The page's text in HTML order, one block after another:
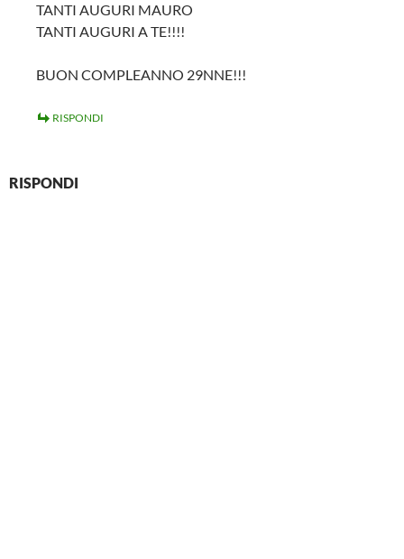
TANTI AUGURI MAURO
TANTI AUGURI A TE!!!!
BUON COMPLEANNO 29NNE!!!
RISPONDI
RISPONDI